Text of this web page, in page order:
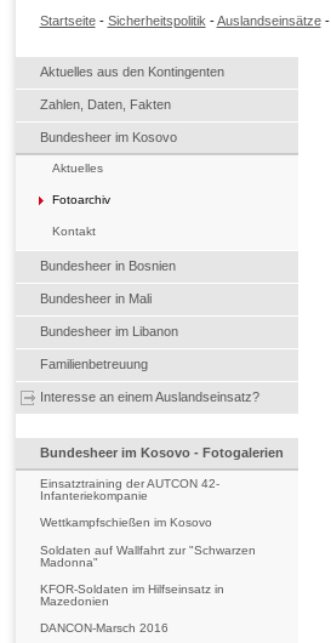
Aktuelles aus den Kontingenten
Zahlen, Daten, Fakten
Bundesheer im Kosovo
Aktuelles
Fotoarchiv
Kontakt
Bundesheer in Bosnien
Bundesheer in Mali
Bundesheer im Libanon
Familienbetreuung
Interesse an einem Auslandseinsatz?
Bundesheer im Kosovo - Fotogalerien
Einsatztraining der AUTCON 42-
Infanteriekompanie
Wettkampfschießen im Kosovo
Soldaten auf Wallfahrt zur "Schwarzen
Madonna"
KFOR-Soldaten im Hilfseinsatz in
Mazedonien
DANCON-Marsch 2016
Startseite- Sicherheitspolitik -Auslandseinsätze-